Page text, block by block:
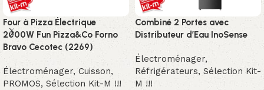
Four à Pizza Électrique
2000W Fun Pizza&Co Forno
Bravo Cecotec (2269)
Électroménager, Cuisson,
PROMOS, Sélection Kit-M !!!
Combiné 2 Portes avec
Distributeur d’Eau InoSense
Électroménager,
Réfrigérateurs, Sélection Kit-
M !!!